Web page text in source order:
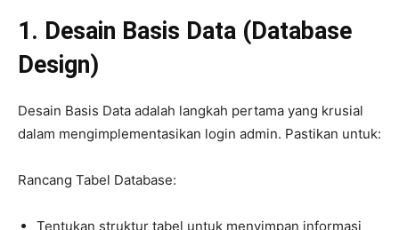
1. Desain Basis Data (Database
Design)
Desain Basis Data adalah langkah pertama yang krusial
dalam mengimplementasikan login admin. Pastikan untuk:
Rancang Tabel Database:
Tentukan struktur tabel untuk menyimpan informasi